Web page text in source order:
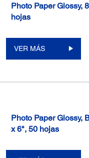
Photo Paper Glossy,
hojas
VER MÁS
Photo Paper Glossy,
x 6", 50 hojas